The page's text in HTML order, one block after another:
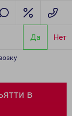
Да Нет
в